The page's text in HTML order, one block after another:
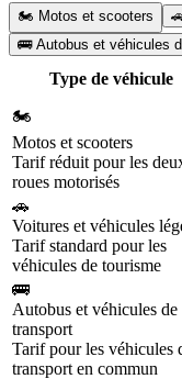
🏍️ Motos et scooters
🚌 Autobus et véhicules
Type de véhicule
🏍️
Motos et scooters
Tarif réduit pour les
roues motorisés
🚗
Voitures et véhicules
Tarif standard pour les
véhicules de tourisme
🚌
Autobus et véhicules de
transport
Tarif pour les véhicules
transport en commun